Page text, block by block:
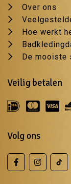
Over ons
Hoe werkt
De mooiste
Veilig betalen
Volg ons